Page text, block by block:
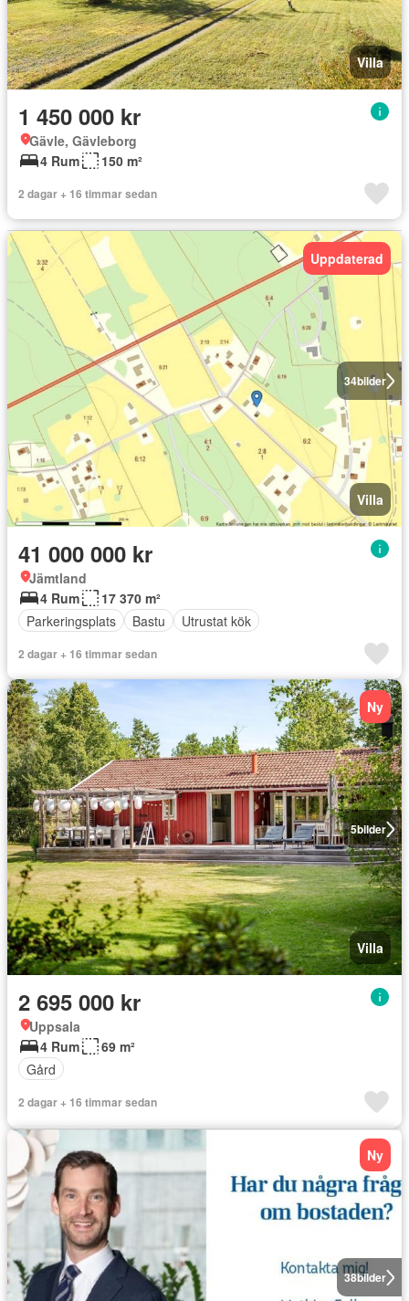
Villa
1 450 000 kr
Gävle, Gävleborg
4 Rum
150 m²
2 dagar + 16 timmar sedan
34bilder
Uppdaterad
Villa
41 000 000 kr
Jämtland
4 Rum
17 370 m²
Parkeringsplats
Bastu Utrustat kök
2 dagar + 16 timmar sedan
5bilder
Ny
Villa
2 695 000 kr
Uppsala
4 Rum
69 m²
Gård
2 dagar + 16 timmar sedan
38bilder
Ny